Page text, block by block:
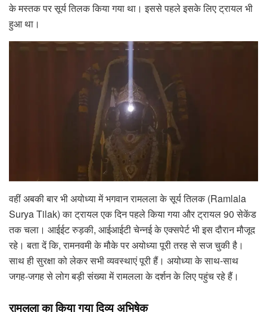
के मस्तक पर सूर्य तिलक किया गया था। इससे पहले इसके लिए ट्रायल भी
हुआ था।
वहीं अबकी बार भी अयोध्या में भगवान रामलला के सूर्य तिलक (Ramlala
Surya Tilak) का ट्रायल एक दिन पहले किया गया और ट्रायल 90 सेकेंड
तक चला। आईईट रुड़की, आईआईटी चेन्नई के एक्सपेर्ट भी इस दौरान मौजूद
रहे। बता दें कि, रामनवमी के मौके पर अयोध्या पूरी तरह से सज चुकी है।
साथ ही सुरक्षा को लेकर सभी व्यवस्थाएं पूरी हैं। अयोध्या के साथ-साथ
जगह-जगह से लोग बड़ी संख्या में रामलला के दर्शन के लिए पहुंच रहे हैं।
रामलला का किया गया दिव्य अभिषेक